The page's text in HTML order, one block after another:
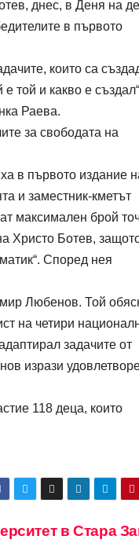
днес, в Деня на
в първото
които са
той и какво е
Раева.
за свободата на
в първото издание
и заместник-кметът
максимален брой
Христо Ботев,
Според нея
Любенов. Той
на четири
задачите от
изрази
118 деца, които
в Стара